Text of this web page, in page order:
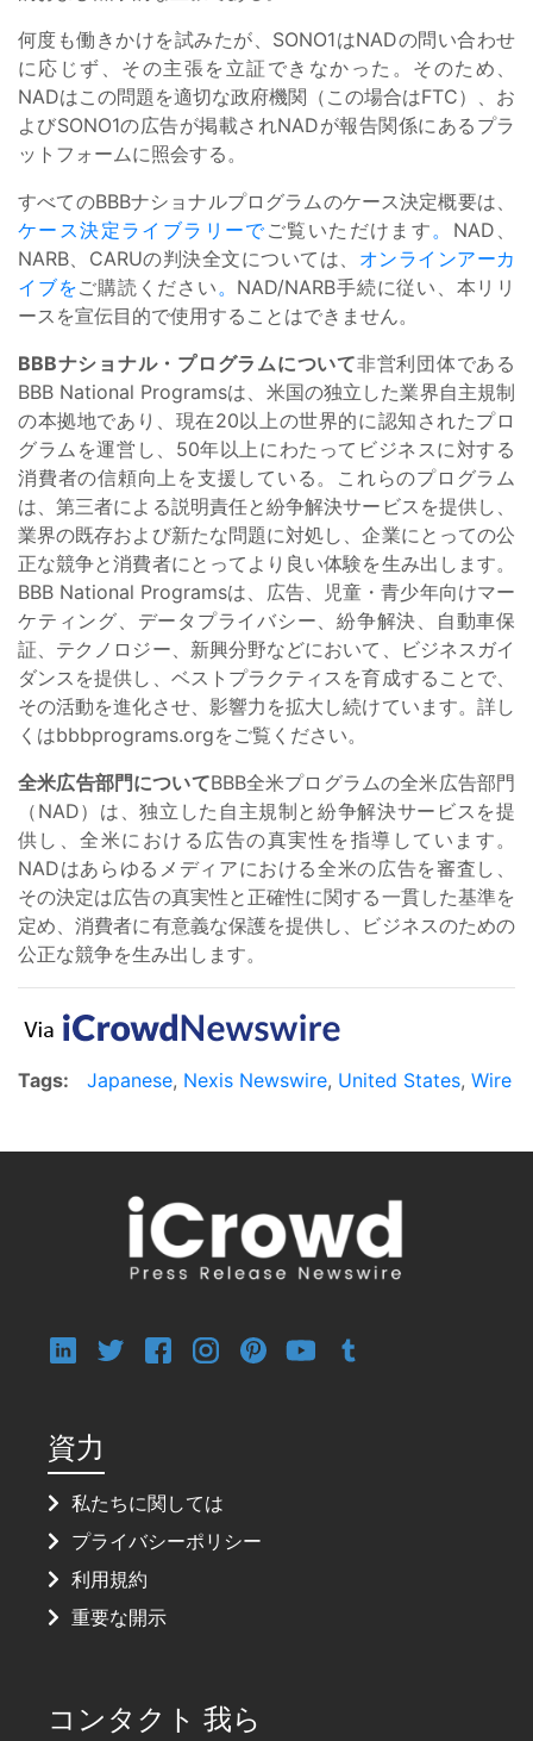
何度も働きかけを試みたが、SONO1はNADの問い合わせ
に応じず、その主張を立証できなかった。そのため、
NADはこの問題を適切な政府機関（この場合はFTC）、お
よびSONO1の広告が掲載されNADが報告関係にあるプラ
ットフォームに照会する。
すべてのBBBナショナルプログラムのケース決定概要は、
ケース決定ライブラリーでご覧いただけます 。 NAD、
NARB、CARUの判決全文については、 オンラインアーカ
イブをご購読ください 。 NAD/NARB手続に従い、本リリ
ースを宣伝目的で使用することはできません。
BBBナショナル・プログラムについて非営利団体である
BBB National Programsは、米国の独立した業界自主規制
の本拠地であり、現在20以上の世界的に認知されたプロ
グラムを運営し、50年以上にわたってビジネスに対する
消費者の信頼向上を支援している。これらのプログラム
は、第三者による説明責任と紛争解決サービスを提供し、
業界の既存および新たな問題に対処し、企業にとっての公
正な競争と消費者にとってより良い体験を生み出します。
BBB National Programsは、広告、児童・青少年向けマー
ケティング、データプライバシー、紛争解決、自動車保
証、テクノロジー、新興分野などにおいて、ビジネスガイ
ダンスを提供し、ベストプラクティスを育成することで、
その活動を進化させ、影響力を拡大し続けています。詳し
くはbbbprograms.orgをご覧ください。
全米広告部門についてBBB全米プログラムの全米広告部門
（NAD）は、独立した自主規制と紛争解決サービスを提
供し、全米における広告の真実性を指導しています。
NADはあらゆるメディアにおける全米の広告を審査し、
その決定は広告の真実性と正確性に関する一貫した基準を
定め、消費者に有意義な保護を提供し、ビジネスのための
公正な競争を生み出します。
Tags: Japanese, Nexis Newswire, United States, Wire
資力
私たちに関しては
プライバシーポリシー
利用規約
重要な開示
コンタクト 我ら